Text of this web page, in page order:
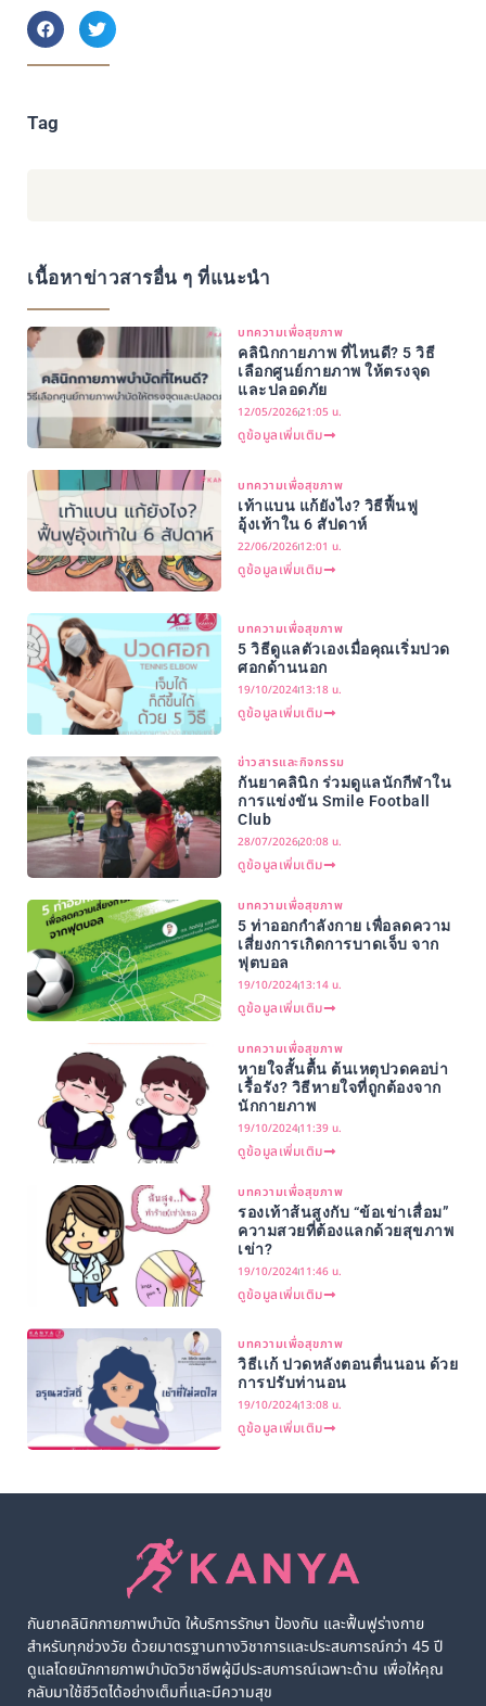
Tag
เนื้อหาข่าวสารอื่น ๆ ที่แนะนำ
บทความเพื่อสุขภาพ
คลินิกกายภาพ ที่ไหนดี? 5 วิธี
เลือกศูนย์กายภาพ ให้ตรงจุด
และปลอดภัย
12/05/202621:05 น.
ดูข้อมูลเพิ่มเติม
บทความเพื่อสุขภาพ
เท้าแบน แก้ยังไง? วิธีฟื้นฟู
อุ้งเท้าใน 6 สัปดาห์
22/06/202612:01 น.
ดูข้อมูลเพิ่มเติม
บทความเพื่อสุขภาพ
5 วิธีดูแลตัวเองเมื่อคุณเริ่มปวด
ศอกด้านนอก
19/10/202413:18 น.
ดูข้อมูลเพิ่มเติม
ข่าวสารและกิจกรรม
กันยาคลินิก ร่วมดูแลนักกีฬาใน
การแข่งขัน Smile Football
Club
28/07/202620:08 น.
ดูข้อมูลเพิ่มเติม
บทความเพื่อสุขภาพ
5 ท่าออกกำลังกาย เพื่อลดความ
เสี่ยงการเกิดการบาดเจ็บ จาก
ฟุตบอล
19/10/202413:14 น.
ดูข้อมูลเพิ่มเติม
บทความเพื่อสุขภาพ
หายใจสั้นตื้น ต้นเหตุปวดคอบ่า
เรื้อรัง? วิธีหายใจที่ถูกต้องจาก
นักกายภาพ
19/10/202411:39 น.
ดูข้อมูลเพิ่มเติม
บทความเพื่อสุขภาพ
รองเท้าส้นสูงกับ “ข้อเข่าเสื่อม”
ความสวยที่ต้องแลกด้วยสุขภาพ
เข่า?
19/10/202411:46 น.
ดูข้อมูลเพิ่มเติม
บทความเพื่อสุขภาพ
วิธีเเก้ ปวดหลังตอนตื่นนอน ด้วย
การปรับท่านอน
19/10/202413:08 น.
ดูข้อมูลเพิ่มเติม
กันยาคลินิกกายภาพบำบัด ให้บริการรักษา ป้องกัน และฟื้นฟูร่างกาย
สำหรับทุกช่วงวัย ด้วยมาตรฐานทางวิชาการและประสบการณ์กว่า 45 ปี
ดูแลโดยนักกายภาพบำบัดวิชาชีพผู้มีประสบการณ์เฉพาะด้าน เพื่อให้คุณ
กลับมาใช้ชีวิตได้อย่างเต็มที่และมีความสุข